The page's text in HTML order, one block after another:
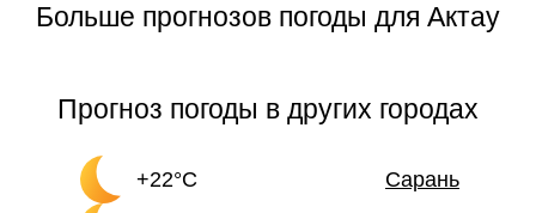
Больше прогнозов погоды для Актау
Прогноз погоды в других городах
+22°C
Сарань